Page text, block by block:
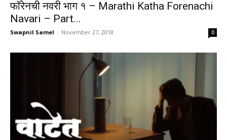
फॉरेनची नवरी भाग १ – Marathi Katha Forenachi
Navari – Part...
Swapnil Samel - November 27, 2018 0